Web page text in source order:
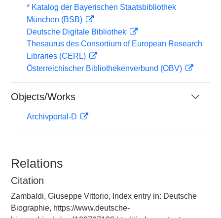
* Katalog der Bayerischen Staatsbibliothek
München (BSB)
Deutsche Digitale Bibliothek
Thesaurus des Consortium of European Research
Libraries (CERL)
Österreichischer Bibliothekenverbund (OBV)
Objects/Works
Archivportal-D
Relations
Citation
Zambaldi, Giuseppe Vittorio, Index entry in: Deutsche
Biographie, https://www.deutsche-